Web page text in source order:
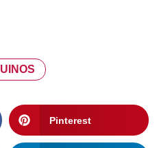
Pinterest